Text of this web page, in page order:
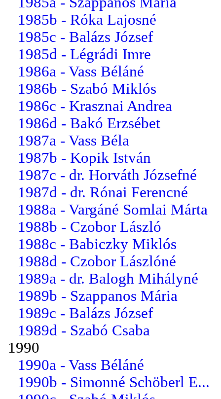
1985b - Róka Lajosné
1985c - Balázs József
1985d - Légrádi Imre
1986a - Vass Béláné
1986b - Szabó Miklós
1986c - Krasznai Andrea
1986d - Bakó Erzsébet
1987a - Vass Béla
1987b - Kopik István
1987c - dr. Horváth Józsefné
1987d - dr. Rónai Ferencné
1988a - Vargáné Somlai Márta
1988b - Czobor László
1988c - Babiczky Miklós
1988d - Czobor Lászlóné
1989a - dr. Balogh Mihályné
1989b - Szappanos Mária
1989c - Balázs József
1989d - Szabó Csaba
1990
1990a - Vass Béláné
1990b - Simonné Schöberl E...